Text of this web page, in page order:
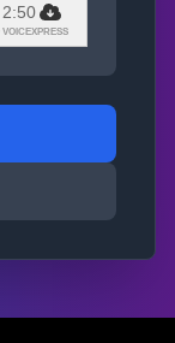
2:50
VOICEXPRESS